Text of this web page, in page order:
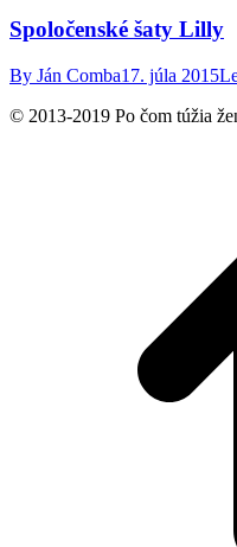
Spoločenské šaty Lilly
By Ján Comba17. júla 2015
© 2013-2019 Po čom túžia